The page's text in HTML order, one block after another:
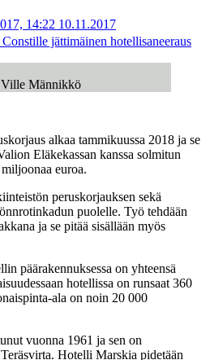
14:22 10.11.2017
jättimäinen hotellisaneeraus
Männikkö
alkaa tammikuussa 2018 ja se
Eläkekassan kanssa solmitun
euroa.
peruskorjauksen sekä
puolelle. Työ tehdään
ja se pitää sisällään myös
päärakennuksessa on yhteensä
hotellissa on runsaat 360
ala on noin 20 000
vuonna 1961 ja sen on
Hotelli Marskia pidetään